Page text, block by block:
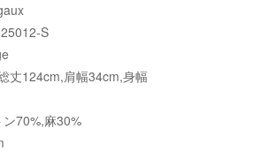
S
丈124cm,肩幅34cm,身幅
70%,麻30%